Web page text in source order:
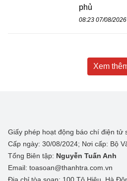
phủ
08:23 07/08/2026
Xem
Giấy phép hoạt động báo chí điện tử
Cấp ngày: 30/08/2024; Nơi cấp: Bộ
Tổng Biên tập: Nguyễn Tuấn Anh
Email: toasoan@thanhtra.com.vn
Địa chỉ tòa soạn: 100 Tô Hiệu, Hà